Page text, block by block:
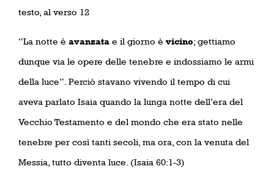
testo, al verso 12
“La notte è avanzata e il giorno è vicino; gettiamo
dunque via le opere delle tenebre e indossiamo le armi
della luce”. Perciò stavano vivendo il tempo di cui
aveva parlato Isaia quando la lunga notte dell’era del
Vecchio Testamento e del mondo che era stato nelle
tenebre per così tanti secoli, ma ora, con la venuta del
Messia, tutto diventa luce. (Isaia 60:1-3)